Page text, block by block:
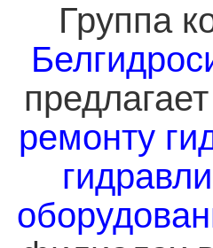
Группа
предлагает
ремонту